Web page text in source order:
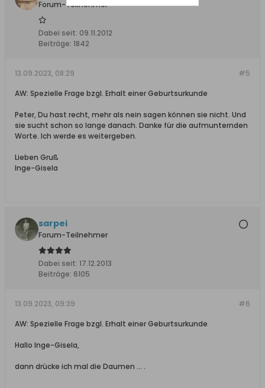
Forum-Teilnehmer
Dabei seit: 09.11.2012
Beiträge: 1842
#5
13.09.2023, 08:29
AW: Spezielle Frage bzgl. Erhalt einer Geburtsurkunde
Peter, Du hast recht, mehr als nein sagen können sie nicht. Und
sie sucht schon so lange danach. Danke für die aufmunternden
Worte. Ich werde es weitergeben.
Lieben Gruß
Inge-Gisela
sarpei
Forum-Teilnehmer
Dabei seit: 17.12.2013
Beiträge: 6105
#6
13.09.2023, 09:39
AW: Spezielle Frage bzgl. Erhalt einer Geburtsurkunde
Hallo Inge-Gisela,
dann drücke ich mal die Daumen ... .